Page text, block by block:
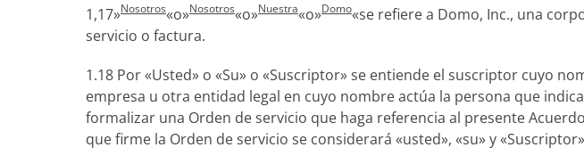
1,17»Nosotros«o»Nosotros«o»Nuestra«o»Domo«se refiere a Domo, Inc., una
servicio o factura.
1.18 Por «Usted» o «Su» o «Suscriptor» se entiende el suscriptor cuyo
empresa u otra entidad legal en cuyo nombre actúa la persona que
formalizar una Orden de servicio que haga referencia al presente
que firme la Orden de servicio se considerará «usted», «su» y